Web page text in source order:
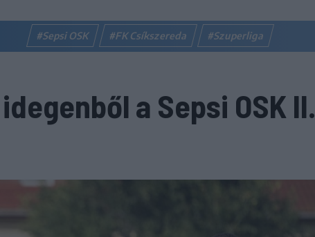
#Sepsi OSK #FK Csíkszereda #Szuperliga
a Sepsi OSK II.